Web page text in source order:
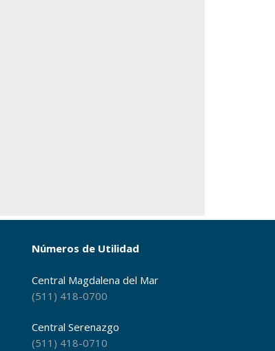
Números de Utilidad
Central Magdalena del Mar
(511) 418-0700
Central Serenazgo
(511) 418-0710